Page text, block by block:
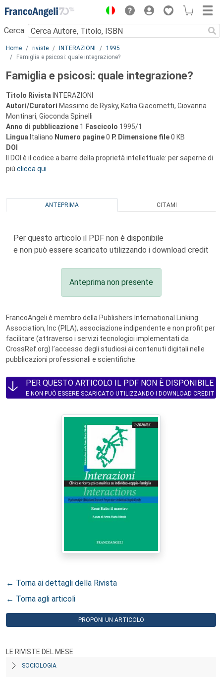
Menu
Cerca:
Main content
Home riviste INTERAZIONI
1995
Famiglia e psicosi: quale integrazione?
Famiglia e psicosi: quale integrazione?
Titolo Rivista INTERAZIONI
Autori/Curatori Massimo de Rysky, Katia Giacometti, Giovanna
Montinari, Gioconda Spinelli
Anno di pubblicazione 1 Fascicolo 1995/1
Lingua Italiano Numero pagine0 P. Dimensione file0 KB
DOI
Il DOI è il codice a barre della proprietà intellettuale: per saperne di
più clicca qui
ANTEPRIMA CITAMI
Per questo articolo il PDF non è disponibile
e non può essere scaricato utilizzando i download credit
Anteprima non presente
FrancoAngeli è membro della Publishers International Linking
Association, Inc (PILA), associazione indipendente e non profit per
facilitare (attraverso i servizi tecnologici implementati da
CrossRef.org) l’accesso degli studiosi ai contenuti digitali nelle
pubblicazioni professionali e scientifiche.
PER QUESTO ARTICOLO IL PDF NON È DISPONIBILE
E NON PUÒ ESSERE SCARICATO UTILIZZANDO I DOWNLOAD CREDIT
← Torna ai dettagli della Rivista
← Torna agli articoli
PROPONI UN ARTICOLO
LE RIVISTE DEL MESE
SOCIOLOGIA